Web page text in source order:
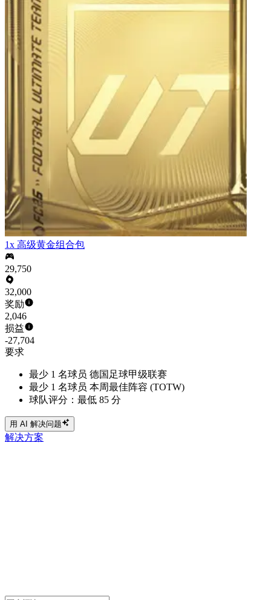
1x 高级黄金组合包
29,750
32,000
奖励
2,046
损益
-27,704
要求
最少 1 名球员 德国足球甲级联赛
最少 1 名球员 本周最佳阵容 (TOTW)
球队评分：最低 85 分
用 AI 解决问题
解决方案